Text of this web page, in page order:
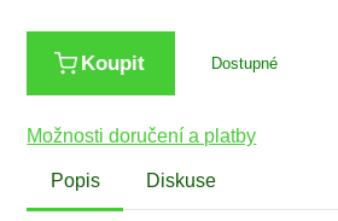
Koupit Dostupné
Možnosti doručení a platby
Popis Diskuse